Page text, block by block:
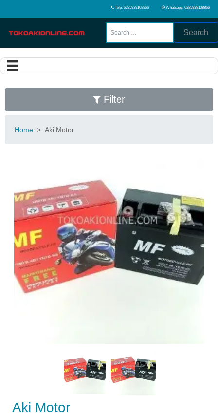
Telp: 6285939108866 Whatsapp: 6285939108866
Search
Filter
Home > Aki Motor
Aki Motor